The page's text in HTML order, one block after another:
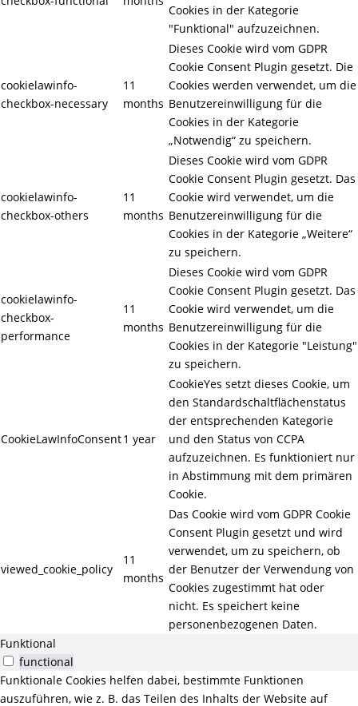
Cookies in der Kategorie
"Funktional" aufzuzeichnen.
cookielawinfo-
checkbox-necessary
11
months
Dieses Cookie wird vom GDPR
Cookie Consent Plugin gesetzt. Die
Cookies werden verwendet, um die
Benutzereinwilligung für die
Cookies in der Kategorie
„Notwendig“ zu speichern.
cookielawinfo-
checkbox-others
11
months
Dieses Cookie wird vom GDPR
Cookie Consent Plugin gesetzt. Das
Cookie wird verwendet, um die
Benutzereinwilligung für die
Cookies in der Kategorie „Weitere“
zu speichern.
cookielawinfo-
checkbox-
performance
11
months
Dieses Cookie wird vom GDPR
Cookie Consent Plugin gesetzt. Das
Cookie wird verwendet, um die
Benutzereinwilligung für die
Cookies in der Kategorie "Leistung"
zu speichern.
CookieLawInfoConsent1 year
CookieYes setzt dieses Cookie, um
den Standardschaltflächenstatus
der entsprechenden Kategorie
und den Status von CCPA
aufzuzeichnen. Es funktioniert nur
in Abstimmung mit dem primären
Cookie.
viewed_cookie_policy
11
months
Das Cookie wird vom GDPR Cookie
Consent Plugin gesetzt und wird
verwendet, um zu speichern, ob
der Benutzer der Verwendung von
Cookies zugestimmt hat oder
nicht. Es speichert keine
personenbezogenen Daten.
Funktional
functional
Funktionale Cookies helfen dabei, bestimmte Funktionen
auszuführen, wie z. B. das Teilen des Inhalts der Website auf